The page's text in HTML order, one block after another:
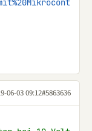
06-03 09:12#5863636